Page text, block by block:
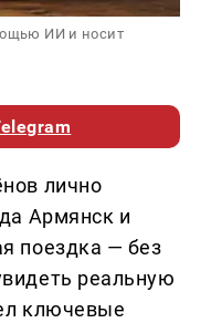
ИИ и носит
лично
Армянск и
поездка — без
реальную
ключевые